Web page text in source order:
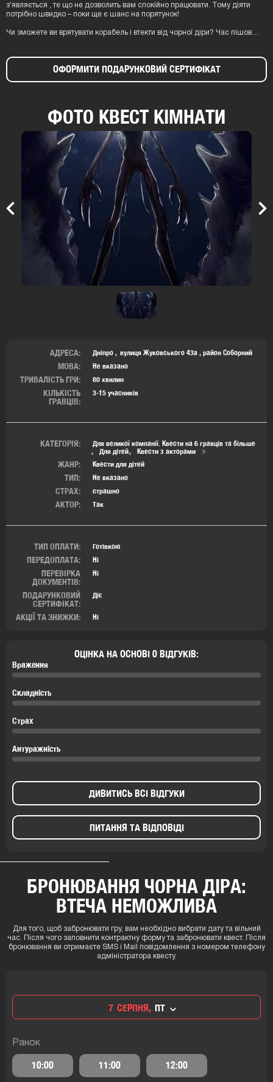
зʼявляється , те що не дозволить вам спокійно працювати. Тому діяти
потрібно швидко – поки ще є шанс на порятунок!
Чи зможете ви врятувати корабель і втекти від чорної діри? Час пішов…
ОФОРМИТИ ПОДАРУНКОВИЙ СЕРТИФІКАТ
ФОТО КВЕСТ КІМНАТИ
Previous
АДРЕСА: Дніпро вулиця Жуковського 43а , район Соборний
МОВА: Не вказано
ТРИВАЛІСТЬ ГРИ: 80 хвилин
КІЛЬКІСТЬ
ГРАВЦІВ:
3-15 учасників
КАТЕГОРІЯ:
Для великої компанії. Квести на 6 гравців та більше
Для дітей
Квести з акторами
ЖАНР: Квести для дітей
ТИП: Не вказано
СТРАХ: страшно
АКТОР: Так
ТИП ОПЛАТИ: Готівкою
ПЕРЕДОПЛАТА: Ні
ПЕРЕВІРКА
ДОКУМЕНТІВ:
Ні
ПОДАРУНКОВИЙ
СЕРТИФІКАТ:
Діє
АКЦІЇ ТА ЗНИЖКИ: Ні
ОЦІНКА НА ОСНОВІ 0 ВІДГУКІВ:
Враження
Складність
Страх
Антуражність
ДИВИТИСЬ ВСІ ВІДГУКИ
ПИТАННЯ ТА ВІДПОВІДІ
БРОНЮВАННЯ ЧОРНА ДІРА:
ВТЕЧА НЕМОЖЛИВА
Для того, щоб забронювати гру, вам необхідно вибрати дату та вільний
час. Після чого заповнити контрактну форму та забронювати квест. Після
бронювання ви отримаєте SMS і Mail повідомлення з номером телефону
адміністратора квесту.
7 СЕРПНЯ, ПТ
Ранок
10:00 11:00 12:00